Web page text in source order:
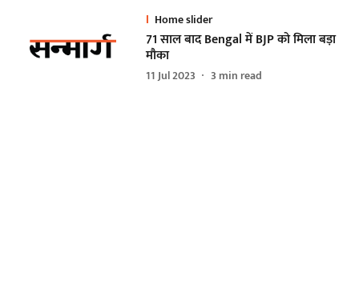
Home slider
71 साल बाद Bengal में BJP को मिला बड़ा
मौका
11 Jul 2023 3 min read